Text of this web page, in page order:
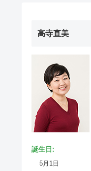
高寺直美
誕生日:
5月1日